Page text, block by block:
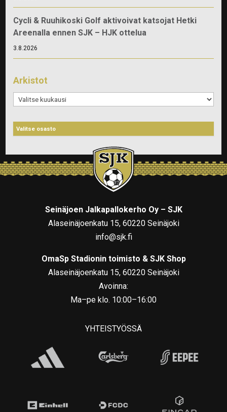
Cycli & Ruuhikoski Golf aktivoivat katsojat Hetki
Areenalla ennen SJK – HJK ottelua
3.8.2026
Arkistot
Arkistot
Seinäjoen Jalkapallokerho Oy – SJK
Alaseinäjoenkatu 15, 60220 Seinäjoki
info@sjk.fi
OmaSp Stadionin toimisto & SJK Shop
Alaseinäjoenkatu 15, 60220 Seinäjoki
Avoinna:
Ma–pe klo. 10:00–16:00
YHTEISTYÖSSÄ